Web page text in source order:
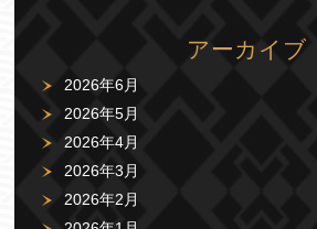
アーカイブ
2026年6月
2026年5月
2026年4月
2026年3月
2026年2月